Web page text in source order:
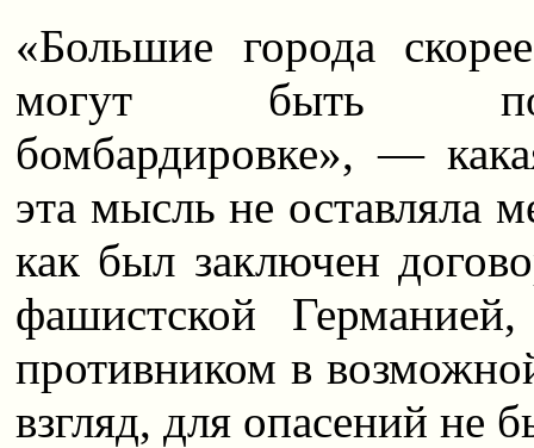
«Большие города
могут быть
бомбардировке», —
эта мысль не оставляла
как был заключен
фашистской
противником в
взгляд, для опасений не